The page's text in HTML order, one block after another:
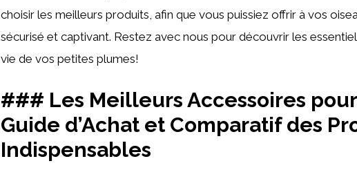
choisir les meilleurs produits, afin que vous puissiez offrir à vos
sécurisé et captivant. Restez avec nous pour découvrir les
vie de vos petites plumes!
### Les Meilleurs Accessoires
Guide d’Achat et Comparatif des
Indispensables